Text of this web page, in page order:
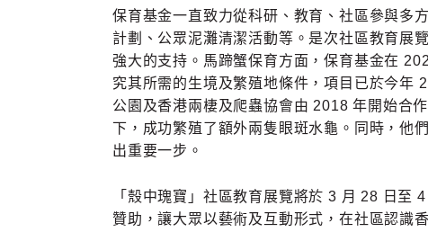
保育基金一直致力從科研、教育、社區參與多
計劃、公眾泥灘清潔活動等。是次社區教育展
強大的支持。馬蹄蟹保育方面，保育基金在
究其所需的生境及繁殖地條件，項目已於今年
公園及香港兩棲及爬蟲協會由 2018 年開始合
下，成功繁殖了額外兩隻眼斑水龜。同時，他
出重要一步。
「殼中瑰寶」社區教育展覽將於 3 月 28 日至
贊助，讓大眾以藝術及互動形式，在社區認識